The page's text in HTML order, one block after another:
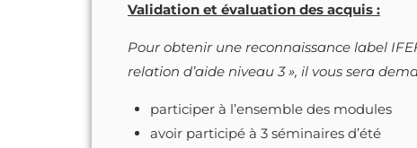
Validation et évaluation des acquis :
Pour obtenir une reconnaissance label
relation d’aide niveau 3 », il vous sera
participer à l’ensemble des modules
avoir participé à 3 séminaires d’été